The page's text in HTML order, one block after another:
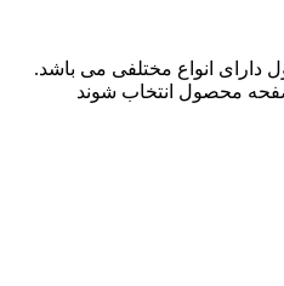
مختلفی می باشد.
انتخاب شوند